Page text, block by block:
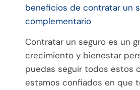
beneficios de contratar un
complementario
Contratar un seguro es un
crecimiento y bienestar
puedas seguir todos estos
estamos confiados en que